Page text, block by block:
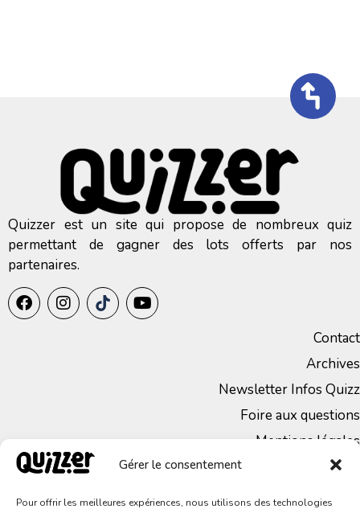
Gérer le consentement
Pour offrir les meilleures expériences, nous utilisons des technologies
Quizzer est un site qui propose de nombreux quiz
permettant de gagner des lots offerts par nos
partenaires.
Contact
Archives
Newsletter Infos Quizz
Foire aux questions
Mentions légales
CGV